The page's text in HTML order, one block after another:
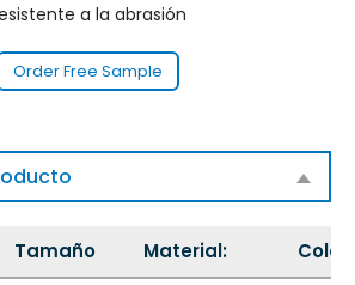
a la abrasión
Order Free Sample
Tamaño Material: Color